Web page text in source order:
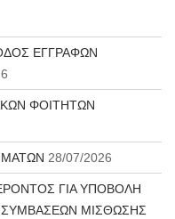
ΕΓΓΡΑΦΩΝ
ΦΟΙΤΗΤΩΝ
28/07/2026
ΓΙΑ ΥΠΟΒΟΛΗ
ΜΙΣΘΩΣΗΣ